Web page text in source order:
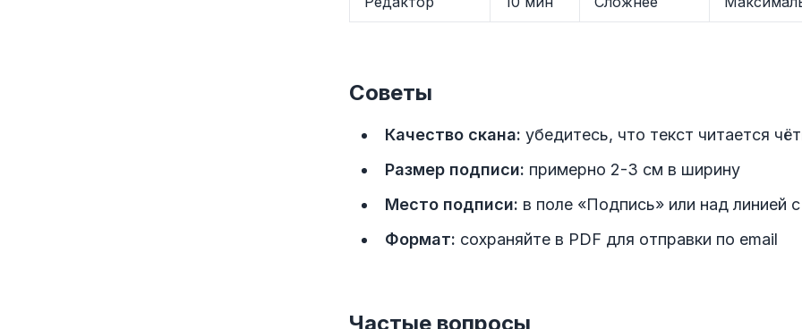
Советы
Качество скана: убедитесь, что текст читается
Размер подписи: примерно 2-3 см в ширину
Место подписи: в поле «Подпись» или над линией
Формат: сохраняйте в PDF для отправки по email
Частые вопросы